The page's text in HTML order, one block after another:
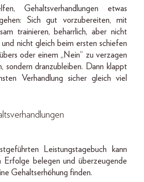
Gehaltsverhandlungen etwas
Sich gut vorzubereiten, mit
trainieren, beharrlich, aber nicht
und nicht gleich beim ersten schiefen
oder einem „Nein“ zu verzagen
sondern dranzubleiben. Dann klappt
Verhandlung sicher gleich viel
Leistungstagebuch kann
Erfolge belegen und überzeugende
Gehaltserhöhung finden.